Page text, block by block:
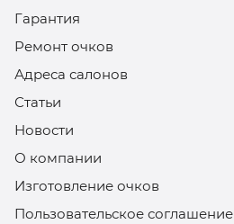
Гарантия
Ремонт очков
Адреса салонов
Статьи
Новости
О компании
Изготовление очков
Пользовательское соглашение